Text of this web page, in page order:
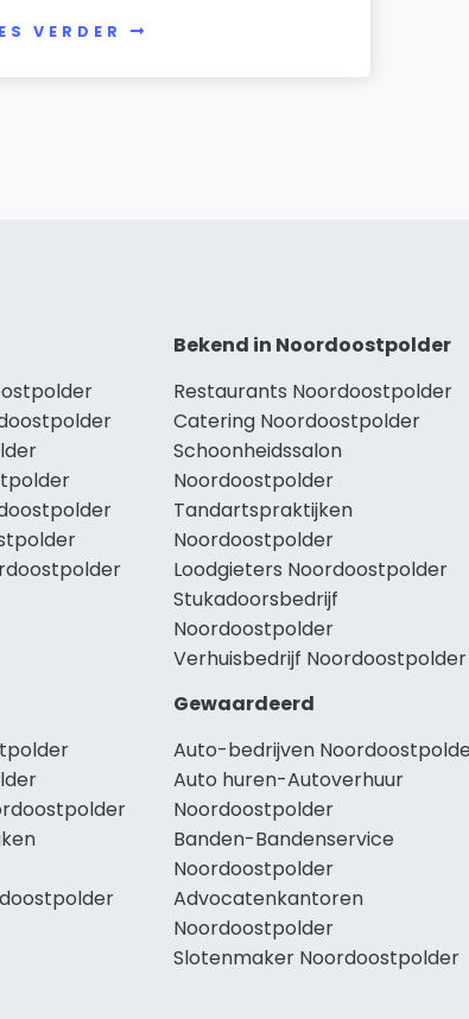
VERDER
Bekend in Noordoostpolder
Restaurants Noordoostpolder
Catering Noordoostpolder
Schoonheidssalon
Noordoostpolder
Tandartspraktijken
Noordoostpolder
Loodgieters Noordoostpolder
Stukadoorsbedrijf
Noordoostpolder
Verhuisbedrijf Noordoostpolder
Gewaardeerd
Auto-bedrijven
Auto huren-Autoverhuur
Noordoostpolder
Banden-Bandenservice
Noordoostpolder
Advocatenkantoren
Noordoostpolder
Slotenmaker Noordoostpolder